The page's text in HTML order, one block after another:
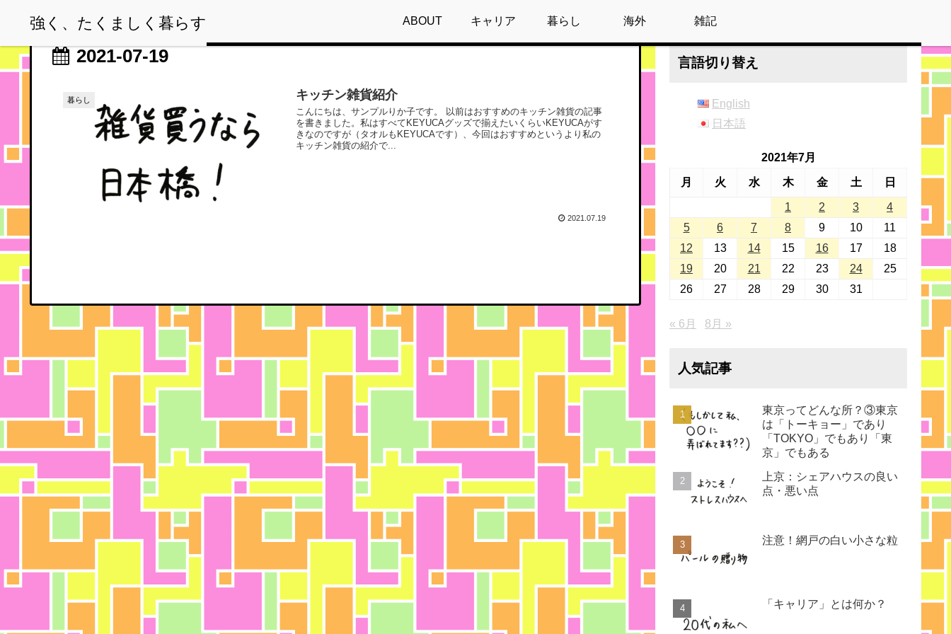
強く、たくましく暮らす ABOUT キャリア 暮らし 海外 雑記
2021-07-19
暮らし キッチン雑貨紹介
こんにちは、サンプルりか子です。 以前はおすすめのキッチン雑貨の記事
を書きました。私はすべてKEYUCAグッズで揃えたいくらいKEYUCAがす
きなのですが（タオルもKEYUCAです）、今回はおすすめというより私の
キッチン雑貨の紹介で...
2021.07.19
言語切り替え
English
日本語
2021年7月
月 火 水 木 金 土 日
1 2 3
4
5
6 7 8 9 10
11
12
13 14 15 16 17
18
19
20 21 22 23 24
25
26
27 28 29 30 31
« 6月 8月 »
人気記事
東京ってどんな所？③東京
は「トーキョー」であり
「TOKYO」でもあり「東
京」でもある
上京：シェアハウスの良い
点・悪い点
注意！網戸の白い小さな粒
「キャリア」とは何か？